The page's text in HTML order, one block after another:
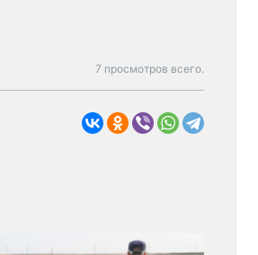
7 просмотров всего.